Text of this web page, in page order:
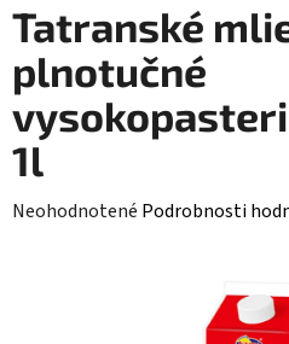
Tatranské
plnotučné
1l
Priemerné hodnotenie produktu
Neohodnotené Podrobnosti